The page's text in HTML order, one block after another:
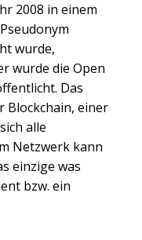
2008 in einem
wurde,
wurde die Open
Das
Blockchain, einer
alle
Netzwerk kann
einzige was
bzw. ein